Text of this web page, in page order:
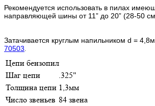
Рекомендуется использовать в пилах
направляющей шины от 11” до 20” (28-50
Затачивается круглым напильником d =
70503
Цепи бензопил
Шаг цепи
.325"
Толщина цепи 1,3мм
Число звеньев 84 звена